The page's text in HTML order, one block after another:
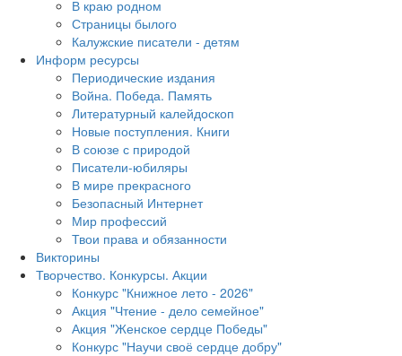
В краю родном
Страницы былого
Калужские писатели - детям
Информ ресурсы
Периодические издания
Война. Победа. Память
Литературный калейдоскоп
Новые поступления. Книги
В союзе с природой
Писатели-юбиляры
В мире прекрасного
Безопасный Интернет
Мир профессий
Твои права и обязанности
Викторины
Творчество. Конкурсы. Акции
Конкурс "Книжное лето - 2026"
Акция "Чтение - дело семейное"
Акция "Женское сердце Победы"
Конкурс "Научи своё сердце добру"